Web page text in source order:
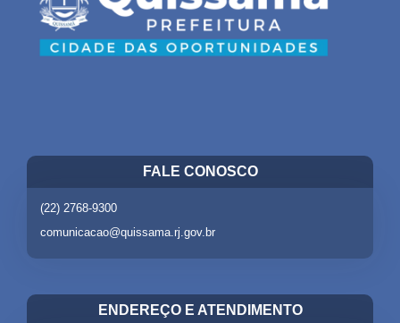
FALE CONOSCO
(22) 2768-9300
comunicacao@quissama.rj.gov.br
ENDEREÇO E ATENDIMENTO